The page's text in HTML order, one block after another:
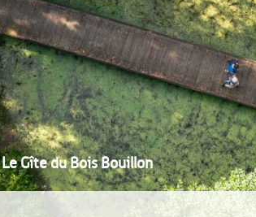
Le Gîte du Bois Bouillon